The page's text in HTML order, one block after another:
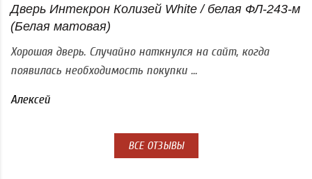
Дверь Интекрон Колизей White / белая ФЛ-243-м
(Белая матовая)
Хорошая дверь. Случайно наткнулся на сайт, когда
появилась необходимость покупки ...
Алексей
ВСЕ ОТЗЫВЫ